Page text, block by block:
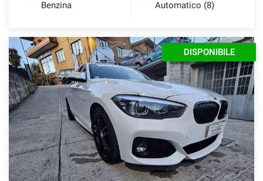
Benzina
Automatico (8)
DISPONIBILE